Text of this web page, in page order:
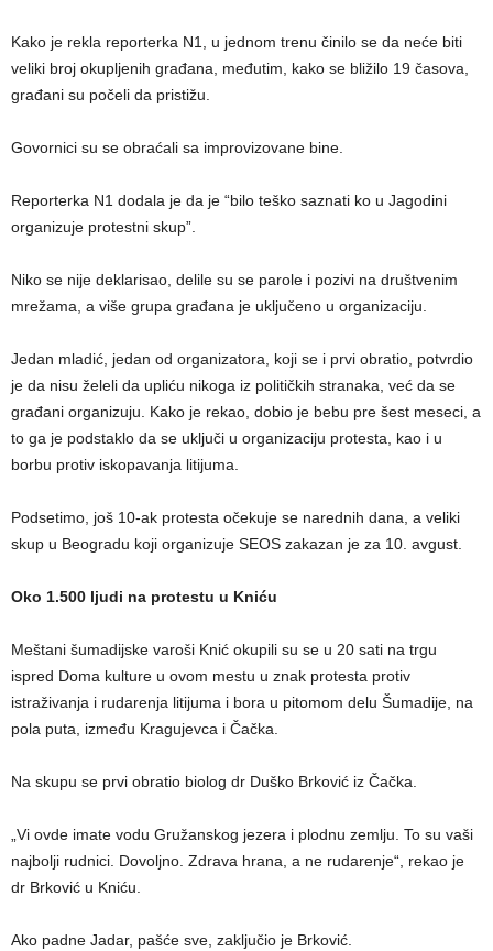
Kako je rekla reporterka N1, u jednom trenu činilo se da neće biti
veliki broj okupljenih građana, međutim, kako se bližilo 19 časova,
građani su počeli da pristižu.
Govornici su se obraćali sa improvizovane bine.
Reporterka N1 dodala je da je “bilo teško saznati ko u Jagodini
organizuje protestni skup”.
Niko se nije deklarisao, delile su se parole i pozivi na društvenim
mrežama, a više grupa građana je uključeno u organizaciju.
Jedan mladić, jedan od organizatora, koji se i prvi obratio, potvrdio
je da nisu želeli da upliću nikoga iz političkih stranaka, već da se
građani organizuju. Kako je rekao, dobio je bebu pre šest meseci, a
to ga je podstaklo da se uključi u organizaciju protesta, kao i u
borbu protiv iskopavanja litijuma.
Podsetimo, još 10-ak protesta očekuje se narednih dana, a veliki
skup u Beogradu koji organizuje SEOS zakazan je za 10. avgust.
Oko 1.500 ljudi na protestu u Kniću
Meštani šumadijske varoši Knić okupili su se u 20 sati na trgu
ispred Doma kulture u ovom mestu u znak protesta protiv
istraživanja i rudarenja litijuma i bora u pitomom delu Šumadije, na
pola puta, između Kragujevca i Čačka.
Na skupu se prvi obratio biolog dr Duško Brković iz Čačka.
„Vi ovde imate vodu Gružanskog jezera i plodnu zemlju. To su vaši
najbolji rudnici. Dovoljno. Zdrava hrana, a ne rudarenje“, rekao je
dr Brković u Kniću.
Ako padne Jadar, pašće sve, zaključio je Brković.